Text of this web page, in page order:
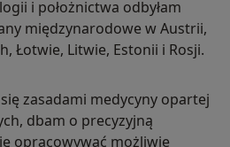
i położnictwa odbyłam
międzynarodowe w Austrii,
Łotwie, Litwie, Estonii i Rosji.
zasadami medycyny opartej
dbam o precyzyjną
opracowywać możliwie